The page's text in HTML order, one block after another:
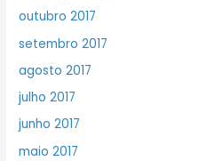
outubro 2017
setembro 2017
agosto 2017
julho 2017
junho 2017
maio 2017